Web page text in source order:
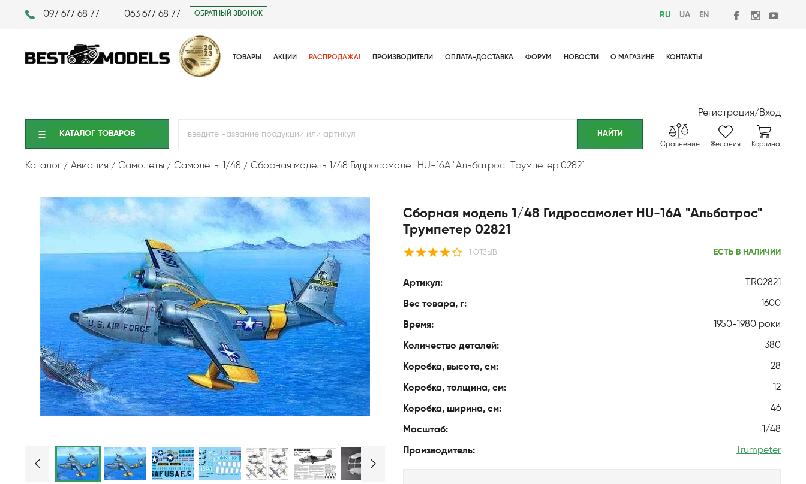
097 677 68 77 063 677 68 77 ОБРАТНЫЙ ЗВОНОК RU UA EN
ТОВАРЫ АКЦИИ РАСПРОДАЖА! ПРОИЗВОДИТЕЛИ ОПЛАТА-ДОСТАВКА ФОРУМ НОВОСТИ О МАГАЗИНЕ КОНТАКТЫ
Регистрация/Вход
КАТАЛОГ ТОВАРОВ
Сравнение Желания Корзина
Каталог Авиация Самолеты Самолеты 1/48 Сборная модель 1/48 Гидросамолет HU-16A "Альбатрос" Трумпетер 02821
Сборная модель 1/48 Гидросамолет HU-16A "Альбатрос"
Трумпетер 02821
1 ОТЗЫВ ЕСТЬ В НАЛИЧИИ
Артикул: TR02821
Вес товара, г: 1600
Время: 1950-1980 роки
Количество деталей: 380
Коробка, высота, см: 28
Коробка, толщина, см: 12
Коробка, ширина, см: 46
Масштаб: 1/48
Производитель: Trumpeter